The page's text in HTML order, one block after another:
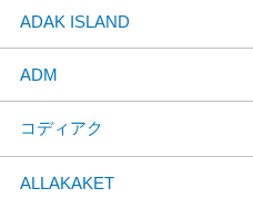
ADAK ISLAND
ADM
コディアク
ALLAKAKET